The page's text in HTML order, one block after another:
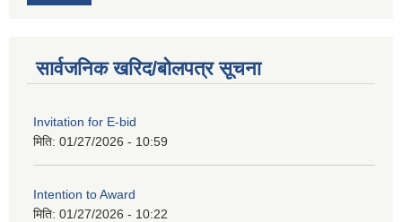
सार्वजनिक खरिद/बोलपत्र सूचना
Invitation for E-bid
मिति: 01/27/2026 - 10:59
Intention to Award
मिति: 01/27/2026 - 10:22